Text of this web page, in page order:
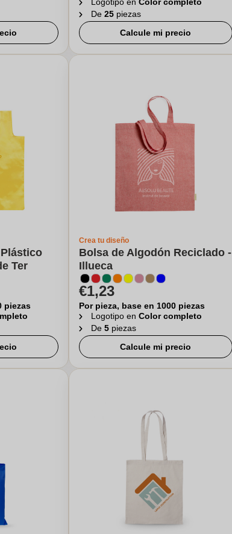
De 25 piezas
Calcule mi precio
Ter
piezas
Crea tu diseño
Bolsa de Algodón Reciclado -
Illueca
€1,23
Por pieza, base en 1000 piezas
Logotipo en Color completo
De 5 piezas
Calcule mi precio